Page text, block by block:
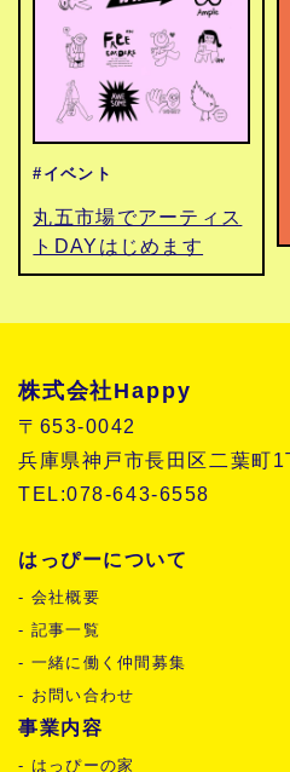
#イベント
丸五市場でアーティス
トDAYはじめます
株式会社Happy
〒653-0042
兵庫県神戸市長田区二葉町
TEL:078-643-6558
はっぴーについて
- 会社概要
- 記事一覧
- 一緒に働く仲間募集
- お問い合わせ
事業内容
- はっぴーの家